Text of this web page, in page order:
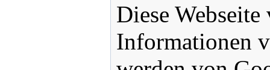
Diese
Informationen